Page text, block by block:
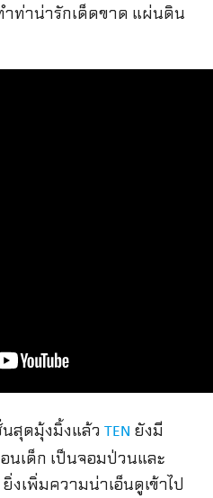
ำท่าน่ารักเด็ดขาด แผ่นดิน
สุดมุ้งมิ้งแล้ว TEN ยังมี
เด็ก เป็นจอมป่วนและ
งเพิ่มความน่าเอ็นดูเข้าไป